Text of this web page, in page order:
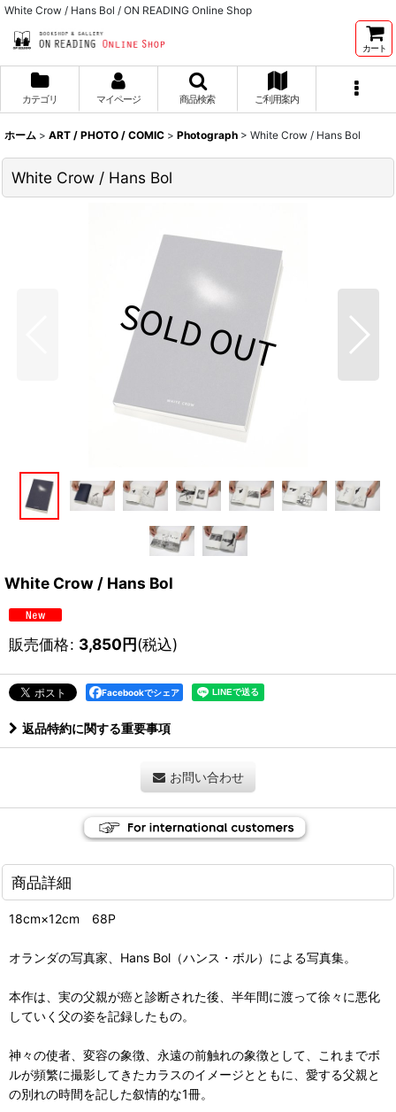
White Crow / Hans Bol / ON READING Online Shop
カート
カテゴリ マイページ 商品検索 ご利用案内
ホーム > ART / PHOTO / COMIC > Photograph > White Crow / Hans Bol
White Crow / Hans Bol
White Crow / Hans Bol
販売価格: 3,850円(税込)
Facebookでシェア
返品特約に関する重要事項
お問い合わせ
商品詳細
18cm×12cm 68P
オランダの写真家、Hans Bol（ハンス・ボル）による写真集。
本作は、実の父親が癌と診断された後、半年間に渡って徐々に悪化
していく父の姿を記録したもの。
神々の使者、変容の象徴、永遠の前触れの象徴として、これまでボ
ルが頻繁に撮影してきたカラスのイメージとともに、愛する父親と
の別れの時間を記した叙情的な1冊。